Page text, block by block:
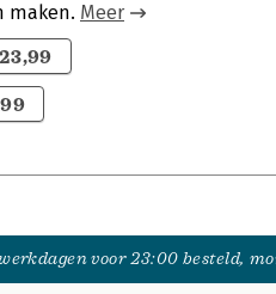
maken. Meer
voor 23:00 besteld,